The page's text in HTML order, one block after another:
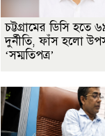
চট্টগ্রামের ডিসি হতে
দুর্নীতি, ফাঁস হলো
‘সম্মতিপত্র’